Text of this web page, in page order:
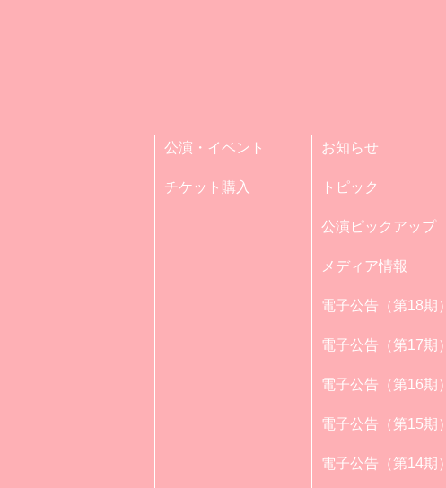
公演・イベント
チケット購入
お知らせ
トピック
公演ピックアップ
メディア情報
電子公告（第18期）
電子公告（第17期）
電子公告（第16期）
電子公告（第15期）
電子公告（第14期）